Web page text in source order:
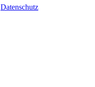
Datenschutz